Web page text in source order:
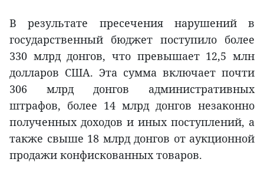
В результате пресечения нарушений в
государственный бюджет поступило более
330 млрд донгов, что превышает 12,5 млн
долларов США. Эта сумма включает почти
306 млрд донгов административных
штрафов, более 14 млрд донгов незаконно
полученных доходов и иных поступлений, а
также свыше 18 млрд донгов от аукционной
продажи конфискованных товаров.